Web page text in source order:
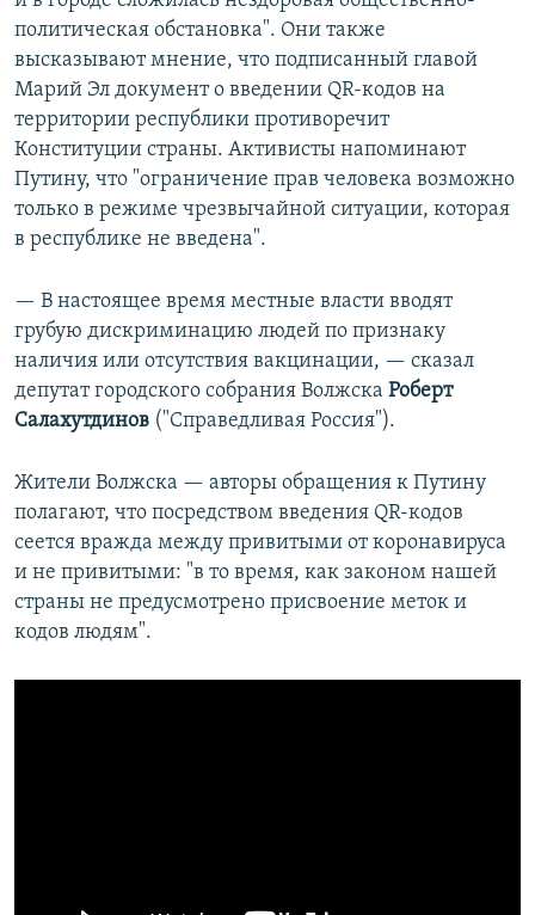
политическая обстановка". Они также
высказывают мнение, что подписанный главой
Марий Эл документ о введении QR-кодов на
территории республики противоречит
Конституции страны. Активисты напоминают
Путину, что "ограничение прав человека возможно
только в режиме чрезвычайной ситуации, которая
в республике не введена".
— В настоящее время местные власти вводят
грубую дискриминацию людей по признаку
наличия или отсутствия вакцинации, — сказал
депутат городского собрания Волжска Роберт
Салахутдинов ("Справедливая Россия").
Жители Волжска — авторы обращения к Путину
полагают, что посредством введения QR-кодов
сеется вражда между привитыми от коронавируса
и не привитыми: "в то время, как законом нашей
страны не предусмотрено присвоение меток и
кодов людям".